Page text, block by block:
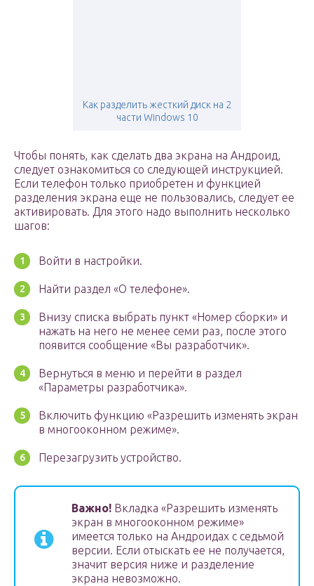
Как разделить жесткий диск на 2
части Windows 10
Чтобы понять, как сделать два экрана на Андроид,
следует ознакомиться со следующей инструкцией.
Если телефон только приобретен и функцией
разделения экрана еще не пользовались, следует ее
активировать. Для этого надо выполнить несколько
шагов:
Войти в настройки.
Найти раздел «О телефоне».
Внизу списка выбрать пункт «Номер сборки» и
нажать на него не менее семи раз, после этого
появится сообщение «Вы разработчик».
Вернуться в меню и перейти в раздел
«Параметры разработчика».
Включить функцию «Разрешить изменять экран
в многооконном режиме».
Перезагрузить устройство.
Важно! Вкладка «Разрешить изменять
экран в многооконном режиме»
имеется только на Андроидах с седьмой
версии. Если отыскать ее не получается,
значит версия ниже и разделение
экрана невозможно.